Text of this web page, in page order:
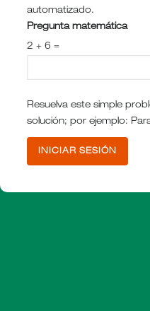
automatizado.
Pregunta matemática
2 + 6 =
Resuelva este simple
solución; por ejemplo: